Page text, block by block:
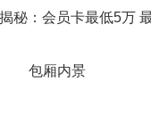
包厢内景